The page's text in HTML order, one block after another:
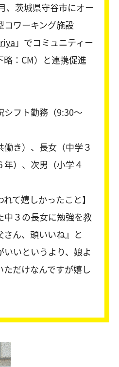
、茨城県守谷市にオー
コワーキング施設
」でコミュニティー
：CM）と連携促進
シフト勤務（9:30〜
働き）、長女（中学３
）、次男（小学４
れて嬉しかったこと】
中３の長女に勉強を教
さん、頭いいね』と
いいというより、娘よ
ただけなんですが嬉し